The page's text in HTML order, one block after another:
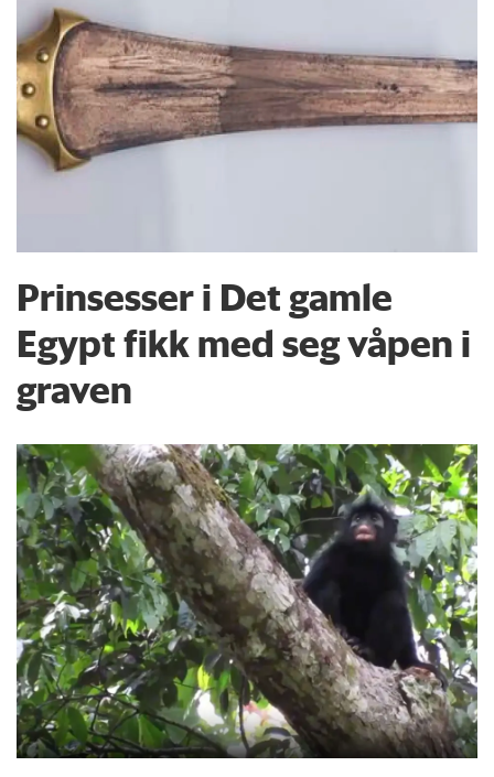
Prinsesser i Det gamle
Egypt fikk med seg våpen i
graven